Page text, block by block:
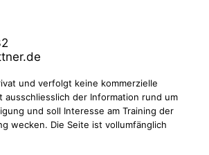
und verfolgt keine kommerzielle
ausschliesslich der Information rund um
und soll Interesse am Training der
wecken. Die Seite ist vollumfänglich